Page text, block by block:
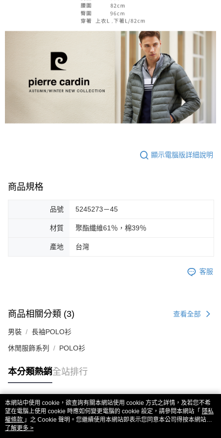
顯示電腦版詳細說明
商品規格
品號 5245273－45
材質 聚酯纖維61％，棉39％
產地 台灣
客服
商品相關分類 (3) 查看全部
男裝 長袖POLO衫
休閒服飾系列 POLO衫
本分類熱銷全站排行
熱門標籤
本網站中使用 cookie，欲查詢有關本網站使用 cookie 方式之詳情，及若您不希
望在電腦上使用 cookie 時應如何變更電腦的 cookie 設定，請參閱本網站「 隱私
權條款 」之 Cookie 聲明。您繼續使用本網站即表示您同意本公司得按本網站使
用條款之 Cookie 聲明使用 cookie。
了解更多 >